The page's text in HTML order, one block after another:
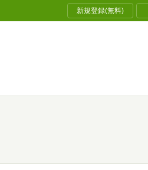
新規登録(無料)